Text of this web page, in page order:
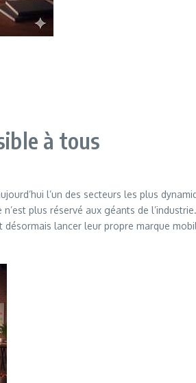
à tous
l’un des secteurs les plus
plus réservé aux géants de
lancer leur propre marque